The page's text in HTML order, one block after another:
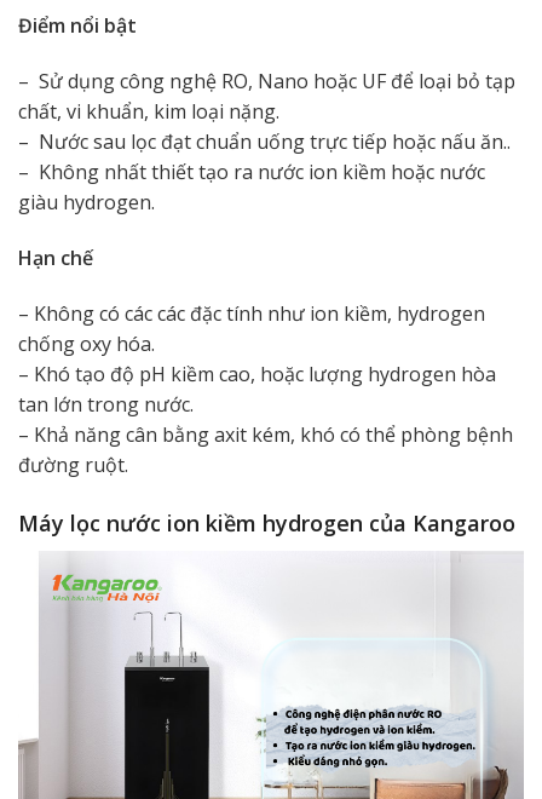
Điểm nổi bật
– Sử dụng công nghệ RO, Nano hoặc UF để loại bỏ tạp
chất, vi khuẩn, kim loại nặng.
– Nước sau lọc đạt chuẩn uống trực tiếp hoặc nấu ăn..
– Không nhất thiết tạo ra nước ion kiềm hoặc nước
giàu hydrogen.
Hạn chế
– Không có các các đặc tính như ion kiềm, hydrogen
chống oxy hóa.
– Khó tạo độ pH kiềm cao, hoặc lượng hydrogen hòa
tan lớn trong nước.
– Khả năng cân bằng axit kém, khó có thể phòng bệnh
đường ruột.
Máy lọc nước ion kiềm hydrogen của Kangaroo